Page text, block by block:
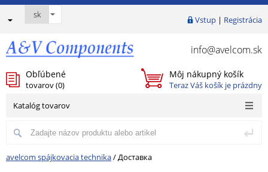
Vstup | Registrácia
info@avelcom.sk
Obľúbené
tovarov (0)
Môj nákupný košík
Teraz Váš košík je prázdny
Katalóg tovarov
avelcom spájkovacia technika/Доставка